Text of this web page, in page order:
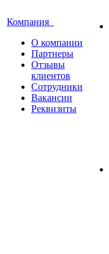
Компания
О компании
Партнеры
Отзывы
клиентов
Сотрудники
Вакансии
Реквизиты